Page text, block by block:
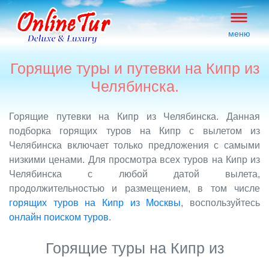
меню
Горящие туры и путевки на Кипр из
Челябинска.
Горящие путевки на Кипр из Челябинска. Данная
подборка горящих туров на Кипр с вылетом из
Челябинска включает только предложения с самыми
низкими ценами. Для просмотра всех туров на Кипр из
Челябинска с любой датой вылета,
продолжительностью и размещением, в том числе
горящих туров на Кипр из Москвы, воспользуйтесь
онлайн поиском туров.
Горящие туры на Кипр из